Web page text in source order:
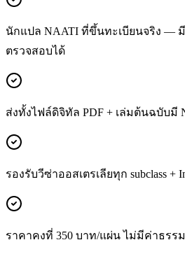
นักแปล NAATI ที่ขึ้นทะเบียนจริง — มี
ตรวจสอบได้
ส่งทั้งไฟล์ดิจิทัล PDF + เล่มต้นฉบับมี
รองรับวีซ่าออสเตรเลียทุก subclass +
ราคาคงที่ 350 บาท/แผ่น ไม่มีค่าธรร